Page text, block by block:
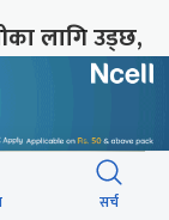
लागि उड्छ,
सर्च